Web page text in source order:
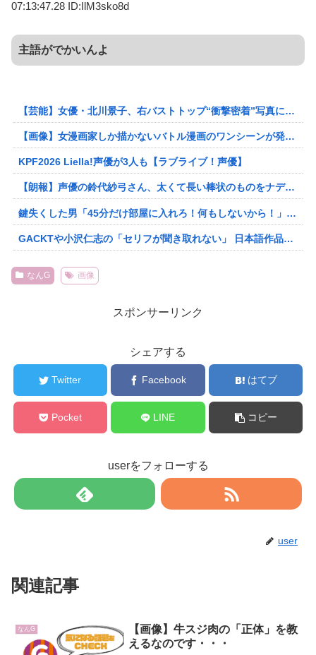
07:13:47.28 ID:IlM3sko8d
主語がでかいんよ
【芸能】女優・北川景子、右バストトップ“衝撃密着”写真にネット騒然！美ボディーに「異変」
【画像】女漫画家しか描かないバトル漫画のワンシーンが発見さらるwwwwwwwwwwwwwwwwwwwwwwwwwww
KPF2026 Liella!声優が3人も【ラブライブ！声優】
【朗報】声優の鈴代紗弓さん、太くて長い棒状のものをナデナデしてしまう
鍵失くした男「45分だけ部屋に入れろ！何もしないから！」→女子大生「無理です（警察呼びます）」→男「熱中症になれってか！使えないな！」完全に不審者で草ｗｗｗ
GACKTや小沢仁志の「セリフが聞き取れない」 日本語作品を字幕で見る人が増えている背景… 聴力低下が原因ではない？
なんG 画像
スポンサーリンク
シェアする
Twitter Facebook はてブ
Pocket LINE コピー
userをフォローする
user
関連記事
なんG
【画像】牛スジ肉の「正体」を教
えるなのです・・・